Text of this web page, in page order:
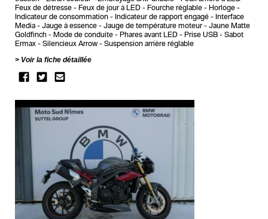
Feux de détresse
Feux de jour à LED Fourche réglable
Horloge
Indicateur de consommation
Indicateur de rapport engagé
Interface
Media
Jauge à essence Jauge de température moteur
Jaune Matte
Goldfinch
Mode de conduite Phares avant LED Prise USB
Sabot
Ermax
Silencieux Arrow
Suspension arrière réglable
Voir la fiche détaillée